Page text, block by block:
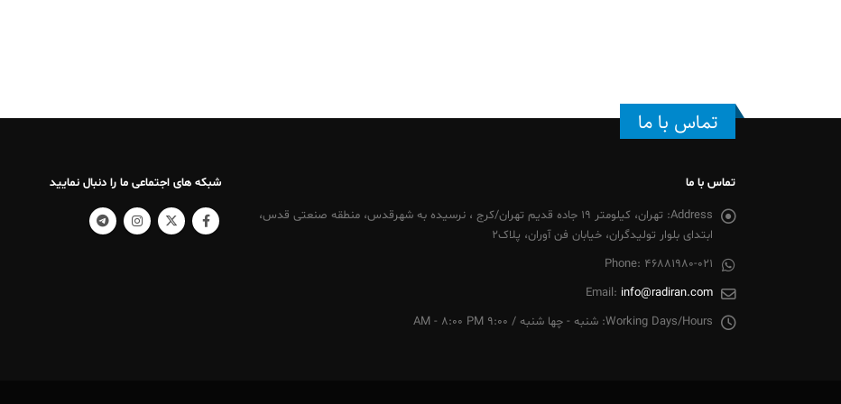
تماس با ما
تماس با ما
Address:
تهران، کیلومتر 19 جاده قدیم تهران/کرج ، نرسیده به شهرقدس، منطقه صنعتی قدس،
ابتدای بلوار تولیدگران، خیابان فن آوران، پلاک2
Phone: 46881980-021
Email: info@radiran.com
Working Days/Hours: شنبه - چها شنبه / 9:00 AM - 8:00 PM
شبکه های اجتماعی ما را دنبال نمایید